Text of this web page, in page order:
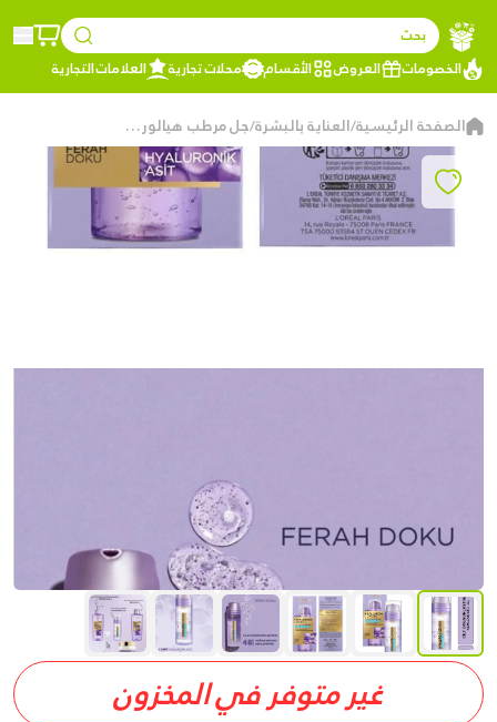
بحث
الخصومات
العروض الأقسام محلات تجارية العلامات التجارية
الصفحة الرئيسية/العناية بالبشرة/ جل مرطب هيالورون إكسبيرت من لوريال باريس
غير متوفر في المخزون